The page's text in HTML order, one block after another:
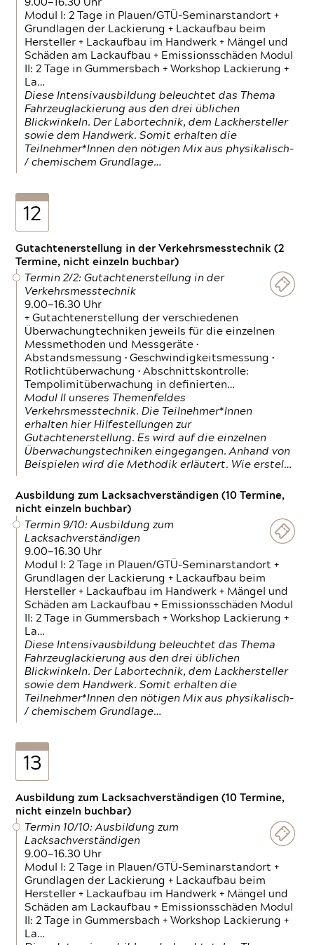
9.00—16.30 Uhr
Modul I: 2 Tage in Plauen/GTÜ-Seminarstandort +
Grundlagen der Lackierung + Lackaufbau beim
Hersteller + Lackaufbau im Handwerk + Mängel und
Schäden am Lackaufbau + Emissionsschäden Modul
II: 2 Tage in Gummersbach + Workshop Lackierung +
La…
Diese Intensivausbildung beleuchtet das Thema
Fahrzeuglackierung aus den drei üblichen
Blickwinkeln. Der Labortechnik, dem Lackhersteller
sowie dem Handwerk. Somit erhalten die
Teilnehmer*Innen den nötigen Mix aus physikalisch-
/ chemischem Grundlage…
12
Gutachtenerstellung in der Verkehrsmesstechnik (2
Termine, nicht einzeln buchbar)
Termin 2/2: Gutachtenerstellung in der
Verkehrsmesstechnik
9.00—16.30 Uhr
+ Gutachtenerstellung der verschiedenen
Überwachungtechniken jeweils für die einzelnen
Messmethoden und Messgeräte •
Abstandsmessung • Geschwindigkeitsmessung •
Rotlichtüberwachung • Abschnittskontrolle:
Tempolimitüberwachung in definierten…
Modul II unseres Themenfeldes
Verkehrsmesstechnik. Die Teilnehmer*Innen
erhalten hier Hilfestellungen zur
Gutachtenerstellung. Es wird auf die einzelnen
Überwachungstechniken eingegangen. Anhand von
Beispielen wird die Methodik erläutert. Wie erstel…
Ausbildung zum Lacksachverständigen (10 Termine,
nicht einzeln buchbar)
Termin 9/10: Ausbildung zum
Lacksachverständigen
9.00—16.30 Uhr
Modul I: 2 Tage in Plauen/GTÜ-Seminarstandort +
Grundlagen der Lackierung + Lackaufbau beim
Hersteller + Lackaufbau im Handwerk + Mängel und
Schäden am Lackaufbau + Emissionsschäden Modul
II: 2 Tage in Gummersbach + Workshop Lackierung +
La…
Diese Intensivausbildung beleuchtet das Thema
Fahrzeuglackierung aus den drei üblichen
Blickwinkeln. Der Labortechnik, dem Lackhersteller
sowie dem Handwerk. Somit erhalten die
Teilnehmer*Innen den nötigen Mix aus physikalisch-
/ chemischem Grundlage…
13
Ausbildung zum Lacksachverständigen (10 Termine,
nicht einzeln buchbar)
Termin 10/10: Ausbildung zum
Lacksachverständigen
9.00—16.30 Uhr
Modul I: 2 Tage in Plauen/GTÜ-Seminarstandort +
Grundlagen der Lackierung + Lackaufbau beim
Hersteller + Lackaufbau im Handwerk + Mängel und
Schäden am Lackaufbau + Emissionsschäden Modul
II: 2 Tage in Gummersbach + Workshop Lackierung +
La…